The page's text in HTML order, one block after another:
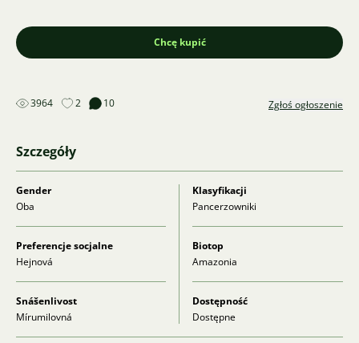
Chcę kupić
3964 2 10 Zgłoś ogłoszenie
Szczegóły
Gender
Oba
Klasyfikacji
Pancerzowniki
Preferencje socjalne
Hejnová
Biotop
Amazonia
Snášenlivost
Mírumilovná
Dostępność
Dostępne